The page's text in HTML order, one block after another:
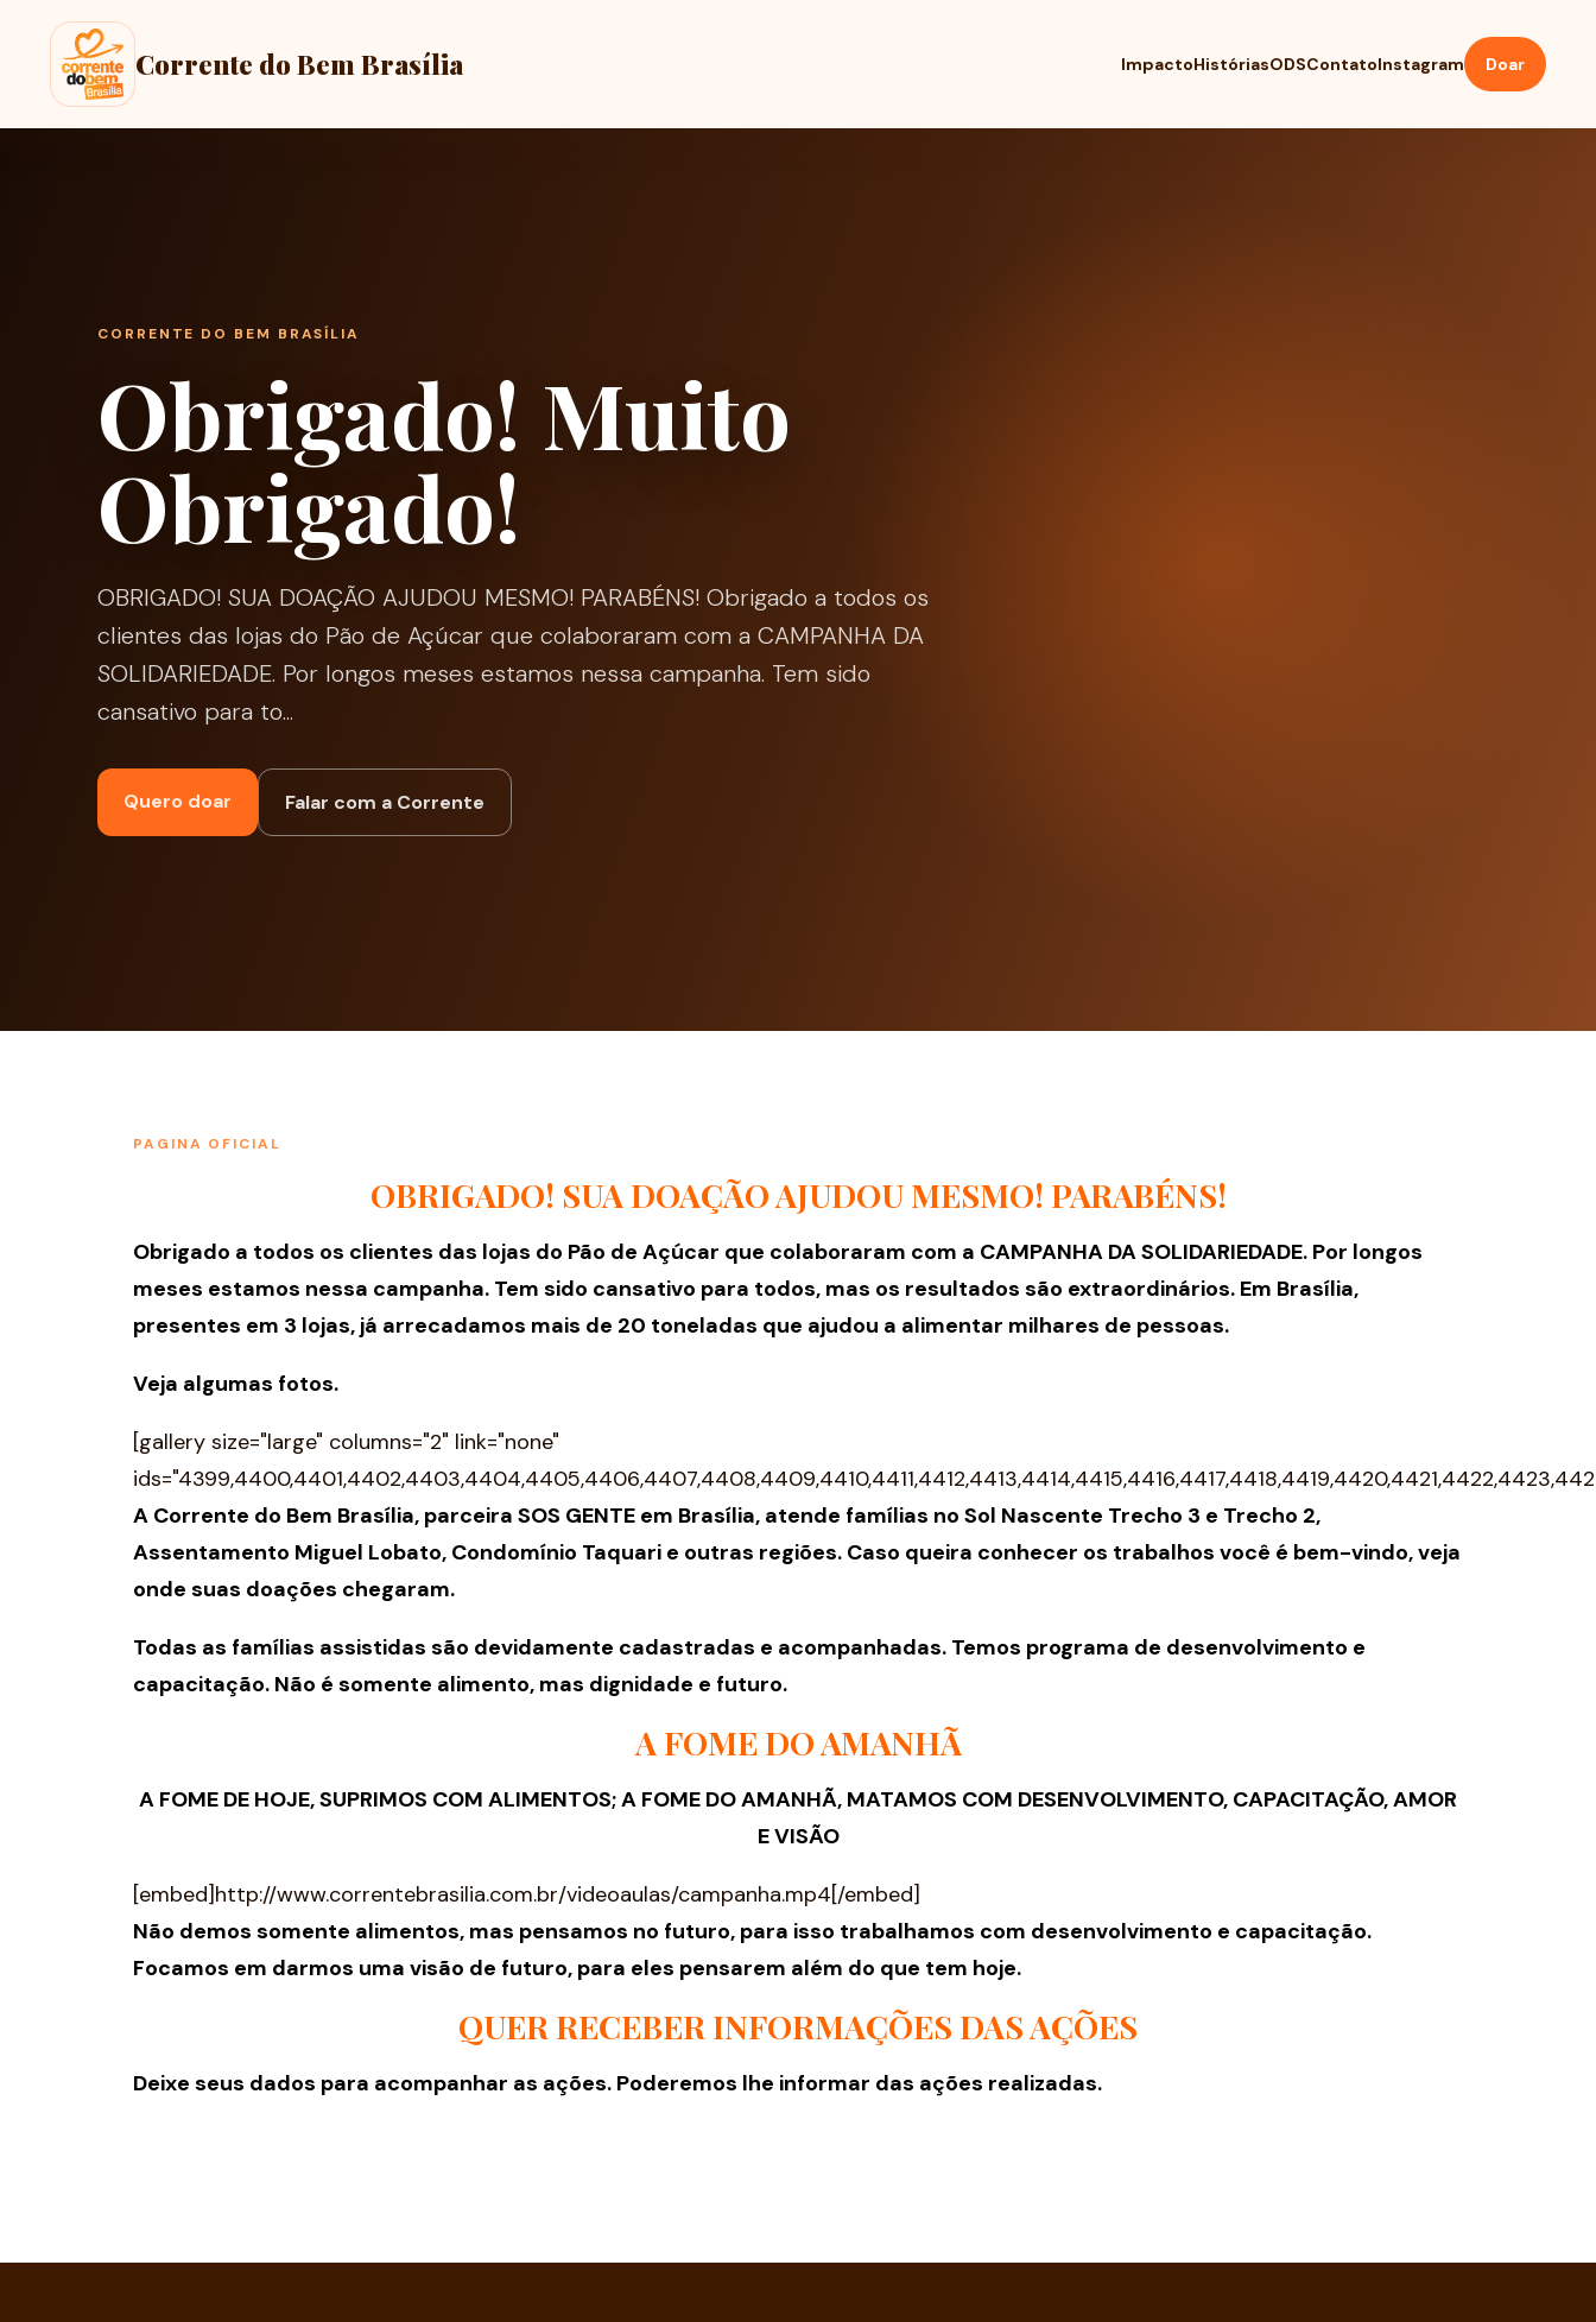
Corrente do Bem Brasília ImpactoHistóriasODSContatoInstagram Doar
CORRENTE DO BEM BRASÍLIA
Obrigado! Muito
Obrigado!
OBRIGADO! SUA DOAÇÃO AJUDOU MESMO! PARABÉNS! Obrigado a todos os
clientes das lojas do Pão de Açúcar que colaboraram com a CAMPANHA DA
SOLIDARIEDADE. Por longos meses estamos nessa campanha. Tem sido
cansativo para to...
Quero doar Falar com a Corrente
PAGINA OFICIAL
OBRIGADO! SUA DOAÇÃO AJUDOU MESMO! PARABÉNS!
Obrigado a todos os clientes das lojas do Pão de Açúcar que colaboraram com a CAMPANHA DA SOLIDARIEDADE. Por longos
meses estamos nessa campanha. Tem sido cansativo para todos, mas os resultados são extraordinários. Em Brasília,
presentes em 3 lojas, já arrecadamos mais de 20 toneladas que ajudou a alimentar milhares de pessoas.
Veja algumas fotos.
[gallery size="large" columns="2" link="none"
A Corrente do Bem Brasília, parceira SOS GENTE em Brasília, atende famílias no Sol Nascente Trecho 3 e Trecho 2,
Assentamento Miguel Lobato, Condomínio Taquari e outras regiões. Caso queira conhecer os trabalhos você é bem-vindo, veja
onde suas doações chegaram.
Todas as famílias assistidas são devidamente cadastradas e acompanhadas. Temos programa de desenvolvimento e
capacitação. Não é somente alimento, mas dignidade e futuro.
A FOME DO AMANHÃ
A FOME DE HOJE, SUPRIMOS COM ALIMENTOS; A FOME DO AMANHÃ, MATAMOS COM DESENVOLVIMENTO, CAPACITAÇÃO, AMOR
E VISÃO
[embed]http://www.correntebrasilia.com.br/videoaulas/campanha.mp4[/embed]
Não demos somente alimentos, mas pensamos no futuro, para isso trabalhamos com desenvolvimento e capacitação.
Focamos em darmos uma visão de futuro, para eles pensarem além do que tem hoje.
QUER RECEBER INFORMAÇÕES DAS AÇÕES
Deixe seus dados para acompanhar as ações. Poderemos lhe informar das ações realizadas.